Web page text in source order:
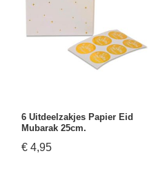
6 Uitdeelzakjes Papier Eid
Mubarak 25cm.
€ 4,95